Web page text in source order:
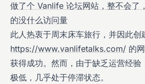
做了个 Vanlife 论坛网站，整不会了
的没什么访问量
此人热衷于周末床车旅行，并因此创
https://www.vanlifetalks.com/ 的
获得成功。然而，由于缺乏运营经验
极低，几乎处于停滞状态。